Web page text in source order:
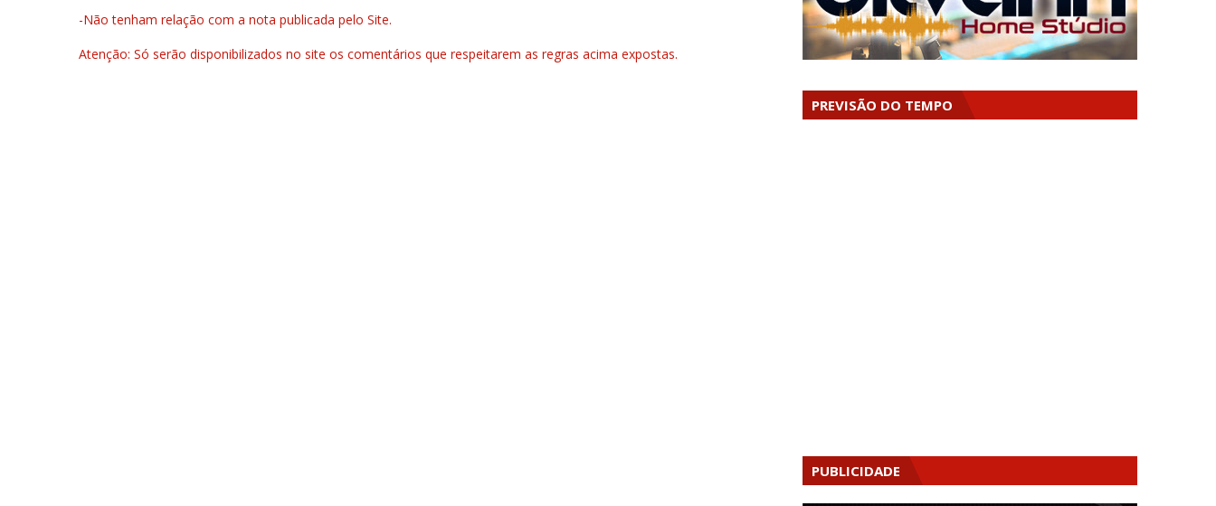
-Não tenham relação com a nota publicada pelo Site.
Atenção: Só serão disponibilizados no site os comentários que respeitarem as regras acima expostas.
PREVISÃO DO TEMPO
PUBLICIDADE